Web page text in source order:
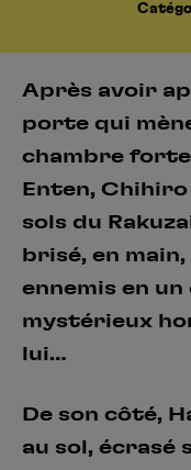
Après avoir
porte qui
chambre
Enten,
sols du
brisé, en
ennemis en un
mystérieux
lui…
De son côté,
au sol, écrasé